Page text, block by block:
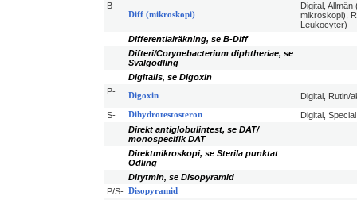
B-
Diff (mikroskopi)
Digital, Allmän
mikroskopi),
Leukocyter)
Differentialräkning, se B-Diff
Difteri/Corynebacterium diphtheriae, se
Svalgodling
Digitalis, se Digoxin
P-
Digoxin
Digital, Rutin/
S-
Dihydrotestosteron
Digital,
Direkt antiglobulintest, se DAT/
monospecifik DAT
Direktmikroskopi, se Sterila punktat
Odling
Dirytmin, se Disopyramid
P/S- Disopyramid